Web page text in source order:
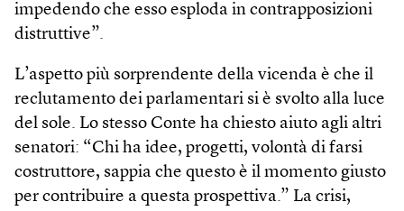
impedendo che esso esploda in contrapposizioni
distruttive”.
L’aspetto più sorprendente della vicenda è che il
reclutamento dei parlamentari si è svolto alla luce
del sole. Lo stesso Conte ha chiesto aiuto agli altri
senatori: “Chi ha idee, progetti, volontà di farsi
costruttore, sappia che questo è il momento giusto
per contribuire a questa prospettiva.” La crisi,